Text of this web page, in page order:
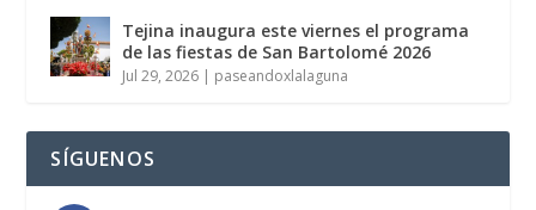
Tejina inaugura este viernes el programa
de las fiestas de San Bartolomé 2026
Jul 29, 2026 | paseandoxlalaguna
SÍGUENOS